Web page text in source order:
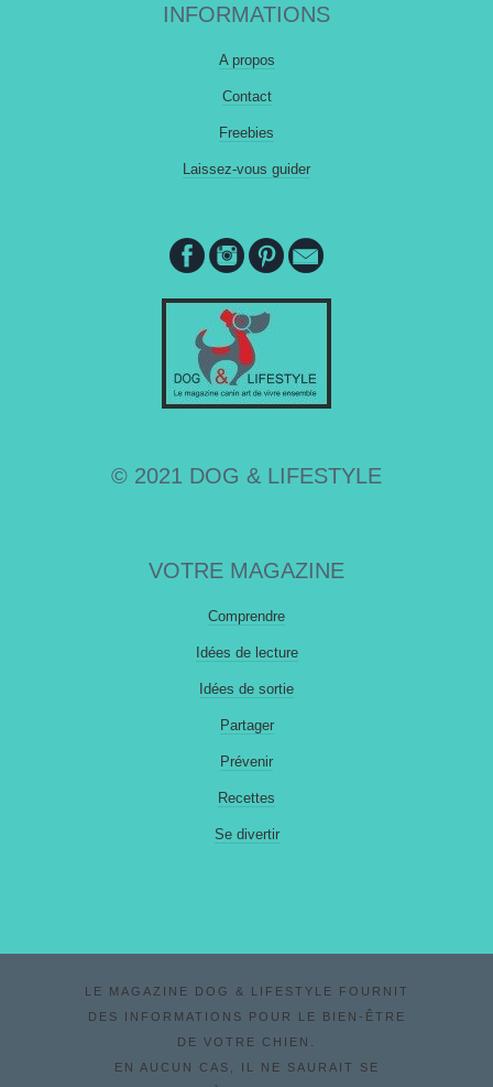
INFORMATIONS
A propos
Contact
Freebies
Laissez-vous guider
© 2021 DOG & LIFESTYLE
VOTRE MAGAZINE
Comprendre
Idées de lecture
Idées de sortie
Partager
Prévenir
Recettes
Se divertir
LE MAGAZINE DOG & LIFESTYLE FOURNIT
DES INFORMATIONS POUR LE BIEN-ÊTRE
DE VOTRE CHIEN.
EN AUCUN CAS, IL NE SAURAIT SE